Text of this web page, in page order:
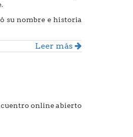
su nombre e historia
Leer más
online abierto